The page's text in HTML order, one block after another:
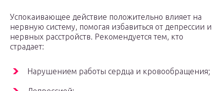
Успокаивающее действие положительно влияет на
нервную систему, помогая избавиться от депрессии и
нервных расстройств. Рекомендуется тем, кто
страдает:
Нарушением работы сердца и кровообращения;